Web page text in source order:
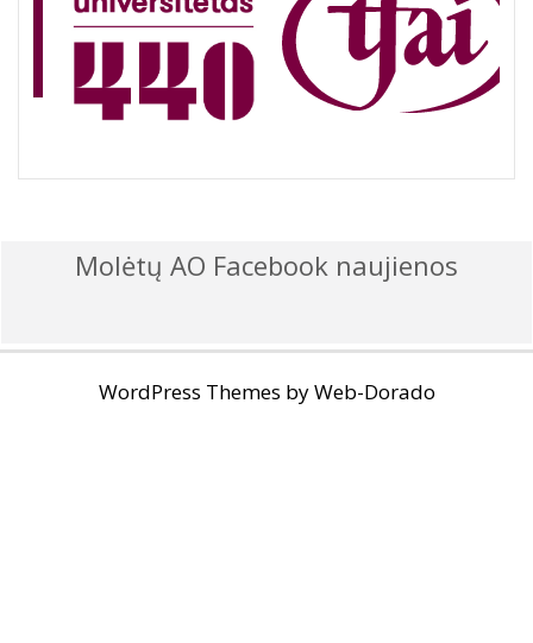
Molėtų AO Facebook naujienos
WordPress Themes byWeb-Dorado